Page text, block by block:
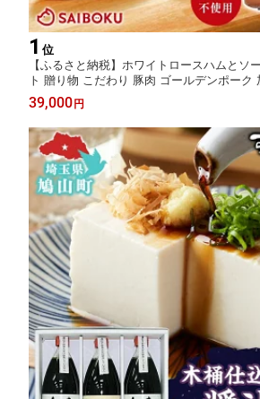
1 位
【ふるさと納税】ホワイトロースハムとソ
ト 贈り物 こだわり 豚肉 ゴールデンポーク
まみ おかず お弁当 朝食 定番 サイボク 埼玉
39,000 円